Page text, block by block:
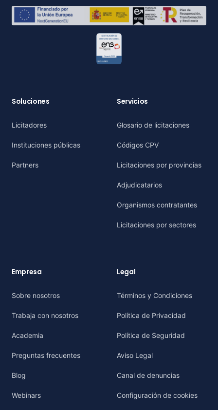
Soluciones
Licitadores
Instituciones públicas
Partners
Servicios
Glosario de licitaciones
Códigos CPV
Licitaciones por provincias
Adjudicatarios
Organismos contratantes
Licitaciones por sectores
Empresa
Sobre nosotros
Trabaja con nosotros
Academia
Preguntas frecuentes
Blog
Webinars
Legal
Términos y Condiciones
Política de Privacidad
Política de Seguridad
Aviso Legal
Canal de denuncias
Configuración de cookies